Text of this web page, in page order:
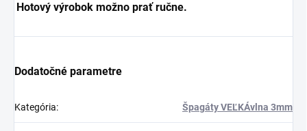
Hotový výrobok možno prať ručne.
Dodatočné parametre
Kategória: Špagáty VEĽKÁvlna 3mm